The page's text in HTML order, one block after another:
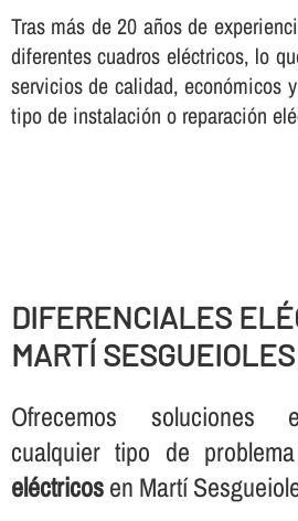
Tras más de 20 años de
diferentes cuadros eléctricos, lo
servicios de calidad, económicos
tipo de instalación o reparación
DIFERENCIALES
MARTÍ SESGUEIOLES
Ofrecemos soluciones
cualquier tipo de
eléctricosen Martí